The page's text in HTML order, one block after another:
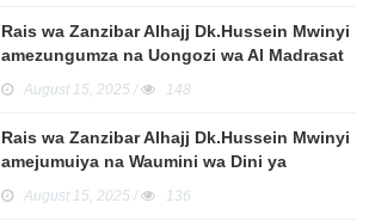
Rais wa Zanzibar Alhajj Dk.Hussein Mwinyi
amezungumza na Uongozi wa Al Madrasat
Swifat Nabawiyatil Msolopa Ikulu Zanzibar.
August 15, 2025 / 148
Rais wa Zanzibar Alhajj Dk.Hussein Mwinyi
amejumuiya na Waumini wa Dini ya
Kiislamu katika Sala ya Ijumaa na Dua
Maalumu ya Kuimombea Nchi Amani na
August 15, 2025 / 136